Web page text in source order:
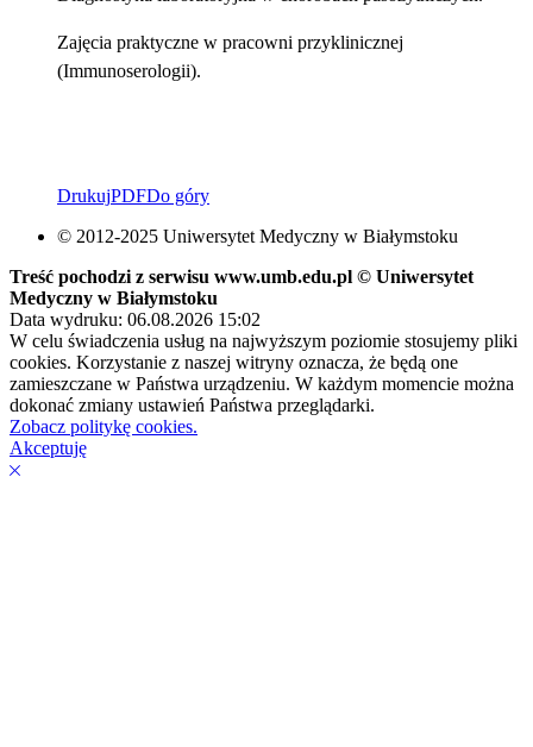
Zajęcia praktyczne w pracowni przyklinicznej
(Immunoserologii).
DrukujPDFDo góry
© 2012-2025 Uniwersytet Medyczny w Białymstoku
Treść pochodzi z serwisu www.umb.edu.pl © Uniwersytet
Medyczny w Białymstoku
Data wydruku: 06.08.2026 15:02
W celu świadczenia usług na najwyższym poziomie stosujemy pliki
cookies. Korzystanie z naszej witryny oznacza, że będą one
zamieszczane w Państwa urządzeniu. W każdym momencie można
dokonać zmiany ustawień Państwa przeglądarki.
Zobacz politykę cookies.
Akceptuję